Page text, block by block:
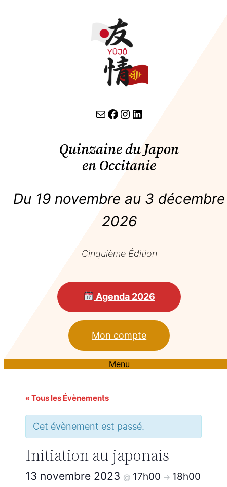
contact par email lien facebook Instagram LinkedIn
Quinzaine du Japon
en Occitanie
Du 19 novembre au 3 décembre
2026
Cinquième Édition
Agenda 2026
Mon compte
Menu
« Tous les Évènements
Cet évènement est passé.
Initiation au japonais
13 novembre 2023 @ 17h00 -> 18h00